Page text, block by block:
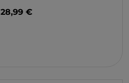
28,99 €